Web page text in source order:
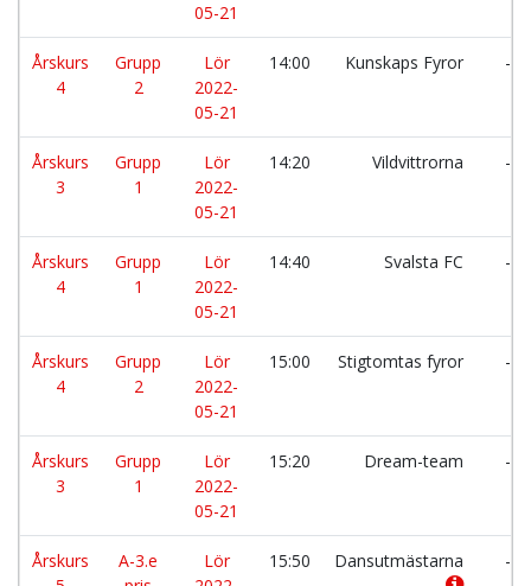
05-21
Årskurs
4
Grupp
2
Lör
2022-
05-21
14:00 Kunskaps Fyror -
Årskurs
3
Grupp
1
Lör
2022-
05-21
14:20 Vildvittrorna -
Årskurs
4
Grupp
1
Lör
2022-
05-21
14:40 Svalsta FC -
Årskurs
4
Grupp
2
Lör
2022-
05-21
15:00 Stigtomtas fyror -
Årskurs
3
Grupp
1
Lör
2022-
05-21
15:20 Dream-team -
Årskurs
A-3.e
Lör
15:50 Dansutmästarna -